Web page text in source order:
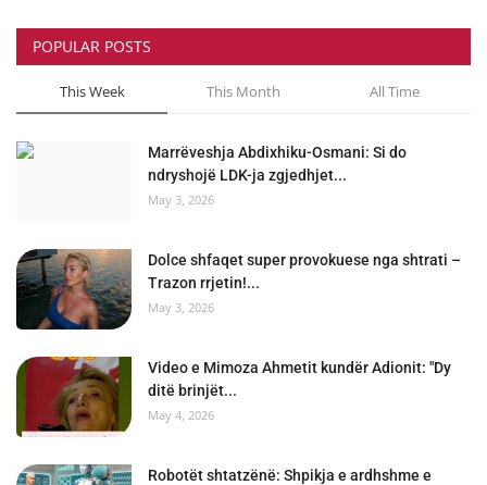
POPULAR POSTS
This Week This Month All Time
Marrëveshja Abdixhiku-Osmani: Si do
ndryshojë LDK-ja zgjedhjet...
May 3, 2026
Dolce shfaqet super provokuese nga shtrati –
Trazon rrjetin!...
May 3, 2026
Video e Mimoza Ahmetit kundër Adionit: "Dy
ditë brinjët...
May 4, 2026
Robotët shtatzënë: Shpikja e ardhshme e